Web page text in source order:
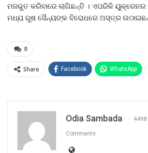
ମଜଭୁତ କରିବାରେ ଲାଗିଛନ୍ତି । ଏପରିକି ୟୁକ୍ରେନର
ମଧ୍ୟ ରୁଷ ସୈନ୍ୟଙ୍କ ବିରୋଧରେ ଅସ୍ତ୍ର
0
Share Facebook WhatsApp
Odia Sambada
Comments